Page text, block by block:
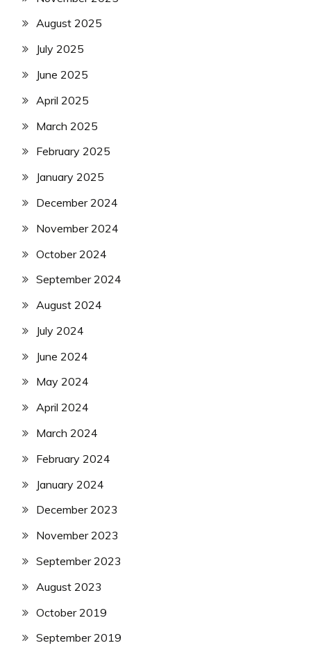
August 2025
July 2025
June 2025
April 2025
March 2025
February 2025
January 2025
December 2024
November 2024
October 2024
September 2024
August 2024
July 2024
June 2024
May 2024
April 2024
March 2024
February 2024
January 2024
December 2023
November 2023
September 2023
August 2023
October 2019
September 2019